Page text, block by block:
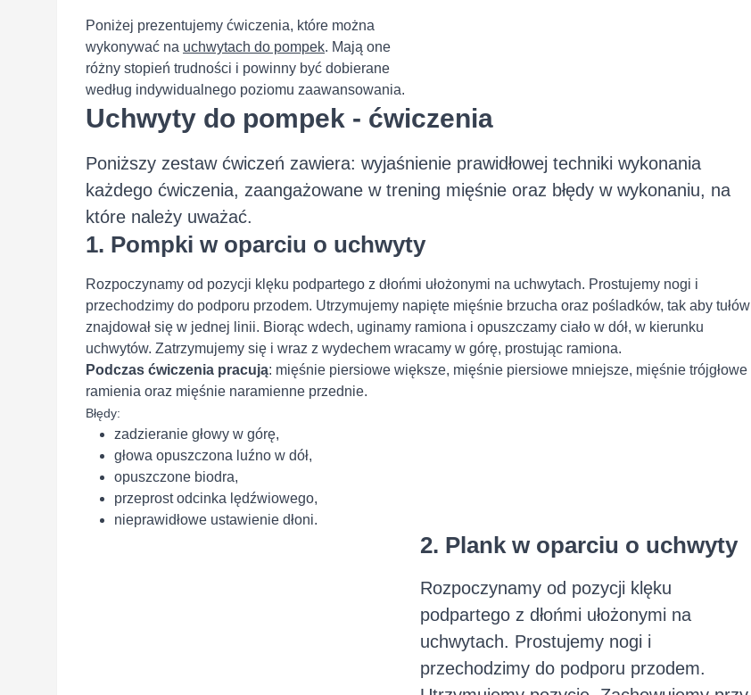
Poniżej prezentujemy ćwiczenia, które można
wykonywać na uchwytach do pompek. Mają one
różny stopień trudności i powinny być dobierane
według indywidualnego poziomu zaawansowania.
Uchwyty do pompek - ćwiczenia
Poniższy zestaw ćwiczeń zawiera: wyjaśnienie prawidłowej techniki wykonania
każdego ćwiczenia, zaangażowane w trening mięśnie oraz błędy w wykonaniu, na
które należy uważać.
1. Pompki w oparciu o uchwyty
Rozpoczynamy od pozycji klęku podpartego z dłońmi ułożonymi na uchwytach. Prostujemy nogi i
przechodzimy do podporu przodem. Utrzymujemy napięte mięśnie brzucha oraz pośladków, tak aby tułów
znajdował się w jednej linii. Biorąc wdech, uginamy ramiona i opuszczamy ciało w dół, w kierunku
uchwytów. Zatrzymujemy się i wraz z wydechem wracamy w górę, prostując ramiona.
Podczas ćwiczenia pracują: mięśnie piersiowe większe, mięśnie piersiowe mniejsze, mięśnie trójgłowe
ramienia oraz mięśnie naramienne przednie.
Błędy:
zadzieranie głowy w górę,
głowa opuszczona luźno w dół,
opuszczone biodra,
przeprost odcinka lędźwiowego,
nieprawidłowe ustawienie dłoni.
2. Plank w oparciu o uchwyty
Rozpoczynamy od pozycji klęku
podpartego z dłońmi ułożonymi na
uchwytach. Prostujemy nogi i
przechodzimy do podporu przodem.